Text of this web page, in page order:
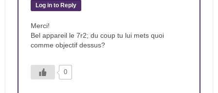
Log in to Reply
Merci!
Bel appareil le 7r2; du coup tu lui mets quoi
comme objectif dessus?
0